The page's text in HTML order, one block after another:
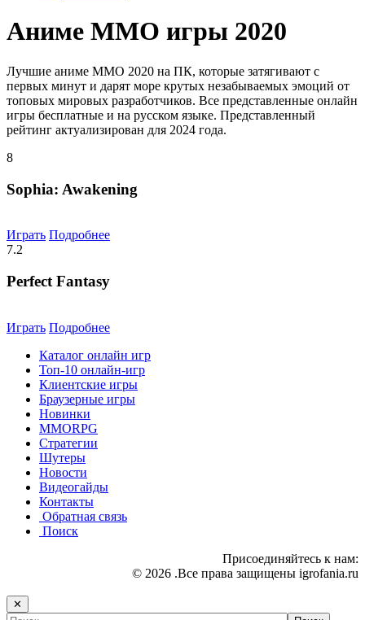
Аниме MMO игры 2020
Лучшие аниме MMO 2020 на ПК, которые затягивают с
первых минут и дарят море крутых незабываемых эмоций от
топовых мировых разработчиков. Все представленные онлайн
игры бесплатные и на русском языке. Представленный
рейтинг актуализирован для 2024 года.
8
Sophia: Awakening
Играть Подробнее
7.2
Perfect Fantasy
Играть Подробнее
Каталог онлайн игр
Топ-10 онлайн-игр
Клиентские игры
Браузерные игры
Новинки
MMORPG
Стратегии
Шутеры
Новости
Видеогайды
Контакты
Обратная связь
Поиск
Присоединяйтесь к нам:
© 2026 .Все права защищены igrofania.ru
✕